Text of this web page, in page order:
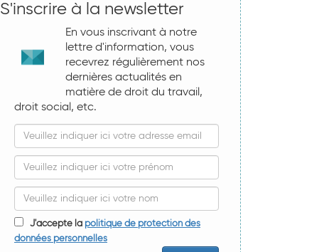
S'inscrire à la newsletter
En vous inscrivant à notre
lettre d'information, vous
recevrez régulièrement nos
dernières actualités en
matière de droit du travail,
droit social, etc.
J'accepte la politique de protection des
données personnelles